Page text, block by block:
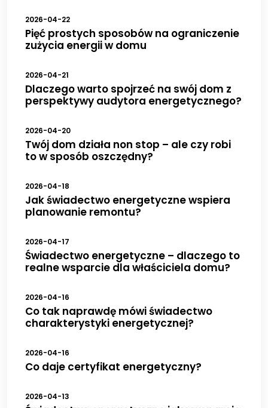
2026-04-22
Pięć prostych sposobów na ograniczenie
zużycia energii w domu
2026-04-21
Dlaczego warto spojrzeć na swój dom z
perspektywy audytora energetycznego?
2026-04-20
Twój dom działa non stop – ale czy robi
to w sposób oszczędny?
2026-04-18
Jak świadectwo energetyczne wspiera
planowanie remontu?
2026-04-17
Świadectwo energetyczne – dlaczego to
realne wsparcie dla właściciela domu?
2026-04-16
Co tak naprawdę mówi świadectwo
charakterystyki energetycznej?
2026-04-16
Co daje certyfikat energetyczny?
2026-04-13